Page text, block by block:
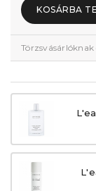
KOSÁRBA
Törzsvásárlóknak